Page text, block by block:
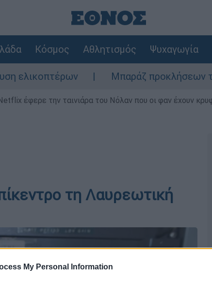
My Personal Information
Κόσμος Αθλητισμός Ψυχαγωγία
Μπαράζ προκλήσεων της
έφερε την ταινιάρα του Νόλαν που οι φαν έχουν
τη Λαυρεωτική